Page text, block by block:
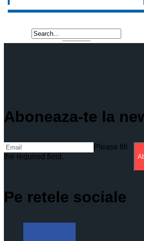
Aboneaza-te la
Please fill
the required field.
Pe retele sociale